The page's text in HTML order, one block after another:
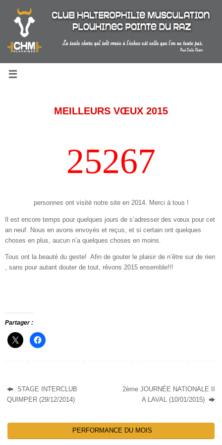
contenu
MEILLEURS VŒUX 2015
25267
personnes ont visité notre site en 2014. Merci à tous !
Il est encore temps pour quelques jours de s’adresser des vœux pour cet
an neuf. Nous en avons envoyés et reçus, et si certain ont quelques
choses en plus, aucun n’a quelques choses en moins.
Tous ont la beauté du geste! Afin de gouter le plaisir de n’être sur de rien
, sans pour autant douter de tout, rêvons 2015 ensemble!!!
Partager :
STAGE INTERCLUB
QUIMPER (29/12/2014)
2ème JOURNÉE NATIONALE II
A LAVAL (10/01/2015)
PERFORMANCE DU MOIS